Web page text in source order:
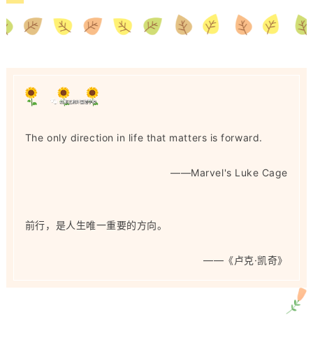
The only direction in life that matters is forward.
——Marvel's Luke Cage
前行，是人生唯一重要的方向。
—— 《卢克·凯奇》